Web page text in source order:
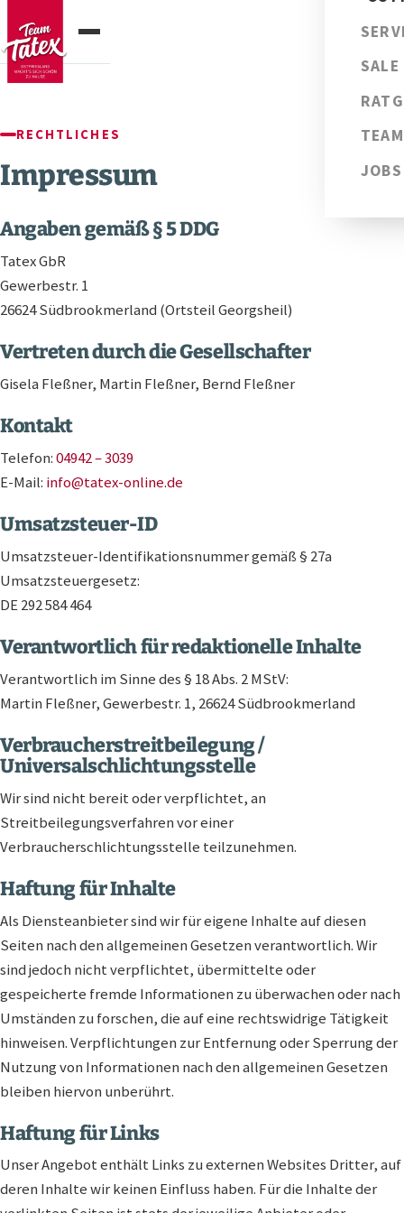
TEAM
JOBS
RECHTLICHES
Impressum
Angaben gemäß § 5 DDG
Tatex GbR
Gewerbestr. 1
26624 Südbrookmerland (Ortsteil Georgsheil)
Vertreten durch die Gesellschafter
Gisela Fleßner, Martin Fleßner, Bernd Fleßner
Kontakt
Telefon:04942 – 3039
E-Mail: info@tatex-online.de
Umsatzsteuer-ID
Umsatzsteuer-Identifikationsnummer gemäß § 27a
Umsatzsteuergesetz:
DE 292 584 464
Verantwortlich für redaktionelle Inhalte
Verantwortlich im Sinne des § 18 Abs. 2 MStV:
Martin Fleßner, Gewerbestr. 1, 26624 Südbrookmerland
Verbraucherstreitbeilegung /
Universalschlichtungsstelle
Wir sind nicht bereit oder verpflichtet, an
Streitbeilegungsverfahren vor einer
Verbraucherschlichtungsstelle teilzunehmen.
Haftung für Inhalte
Als Diensteanbieter sind wir für eigene Inhalte auf diesen
Seiten nach den allgemeinen Gesetzen verantwortlich. Wir
sind jedoch nicht verpflichtet, übermittelte oder
gespeicherte fremde Informationen zu überwachen oder nach
Umständen zu forschen, die auf eine rechtswidrige Tätigkeit
hinweisen. Verpflichtungen zur Entfernung oder Sperrung der
Nutzung von Informationen nach den allgemeinen Gesetzen
bleiben hiervon unberührt.
Haftung für Links
Unser Angebot enthält Links zu externen Websites Dritter, auf
deren Inhalte wir keinen Einfluss haben. Für die Inhalte der